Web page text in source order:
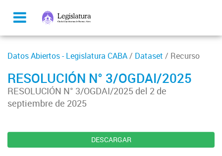
Datos Abiertos - Legislatura CABA/ Dataset / Recurso
RESOLUCIÓN N° 3/OGDAI/2025
RESOLUCIÓN N° 3/OGDAI/2025 del 2 de
septiembre de 2025
DESCARGAR